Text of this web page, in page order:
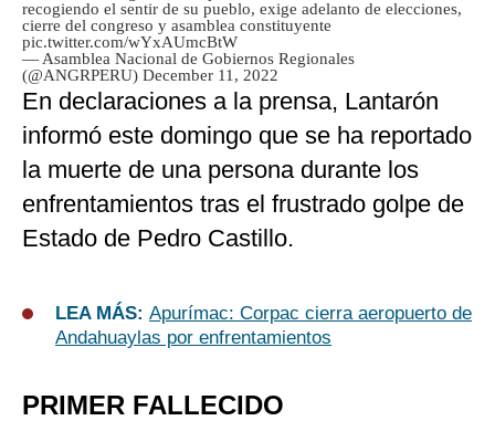
recogiendo el sentir de su pueblo, exige adelanto de elecciones,
cierre del congreso y asamblea constituyente
pic.twitter.com/wYxAUmcBtW
— Asamblea Nacional de Gobiernos Regionales
(@ANGRPERU) December 11, 2022
En declaraciones a la prensa, Lantarón
informó este domingo que se ha reportado
la muerte de una persona durante los
enfrentamientos tras el frustrado golpe de
Estado de Pedro Castillo.
LEA MÁS: Apurímac: Corpac cierra aeropuerto de
Andahuaylas por enfrentamientos
PRIMER FALLECIDO